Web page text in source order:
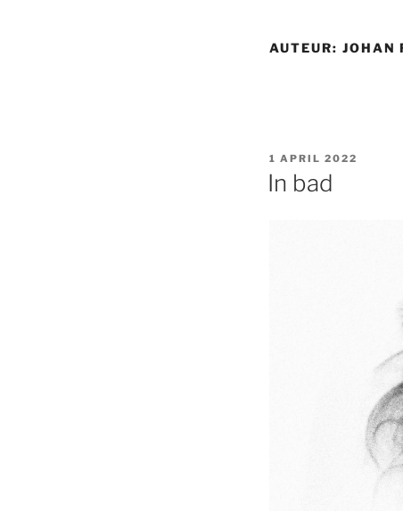
AUTEUR: JOHAN
GEPLAATST
OP
1 APRIL 2022
In bad